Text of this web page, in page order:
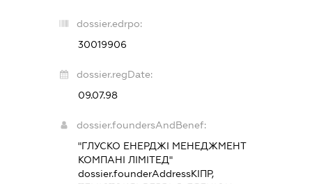
dossier.edrpo:
30019906
dossier.regDate:
09.07.98
dossier.foundersAndBenef:
"ГЛУСКО ЕНЕРДЖІ МЕНЕДЖМЕНТ
КОМПАНІ ЛІМІТЕД"
dossier.founderAddressКІПР,